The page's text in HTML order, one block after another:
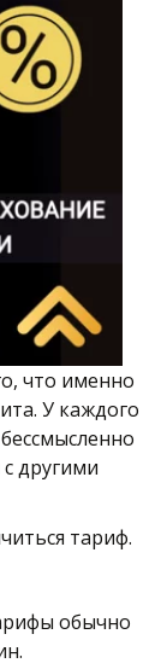
что именно
У каждого
другими
тариф.
обычно